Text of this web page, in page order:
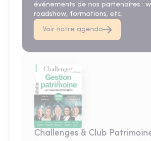
événements de nos partenaires :
roadshow, formations, etc.
Voir notre agenda
Challenges & Club